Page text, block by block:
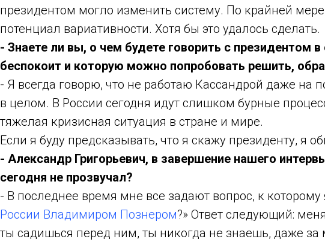
президентом могло изменить систему. По крайней
потенциал вариативности. Хотя бы это удалось сделать.
- Знаете ли вы, о чем будете говорить с
беспокоит и которую можно попробовать решить,
- Я всегда говорю, что не работаю Кассандрой даже на
в целом. В России сегодня идут слишком бурные
тяжелая кризисная ситуация в стране и мире.
Если я буду предсказывать, что я скажу президенту, я
- Александр Григорьевич, в завершение нашего
сегодня не прозвучал?
- В последнее время мне все задают вопрос, к
России Владимиром Познером?» Ответ следующий:
ты садишься перед ним, ты никогда не знаешь, даже